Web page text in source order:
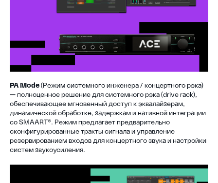
PA Mode (Режим системного инженера / концертного рэка)
— полноценное решение для системного рэка (drive rack),
обеспечивающее мгновенный доступ к эквалайзерам,
динамической обработке, задержкам и нативной интеграции
со SMAART®. Режим предлагает предварительно
сконфигурированные тракты сигнала и управление
резервированием входов для концертного звука и настройки
систем звукоусиления.